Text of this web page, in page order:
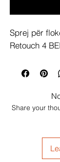
Sprej për
Retouch 4
Share your